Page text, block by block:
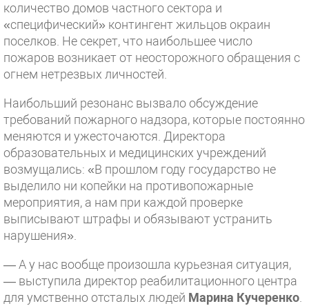
количество домов частного сектора и
«специфический» контингент жильцов окраин
поселков. Не секрет, что наибольшее число
пожаров возникает от неосторожного обращения с
огнем нетрезвых личностей.
Наибольший резонанс вызвало обсуждение
требований пожарного надзора, которые постоянно
меняются и ужесточаются. Директора
образовательных и медицинских учреждений
возмущались: «В прошлом году государство не
выделило ни копейки на противопожарные
мероприятия, а нам при каждой проверке
выписывают штрафы и обязывают устранить
нарушения».
— А у нас вообще произошла курьезная ситуация,
— выступила директор реабилитационного центра
для умственно отсталых людей Марина Кучеренко